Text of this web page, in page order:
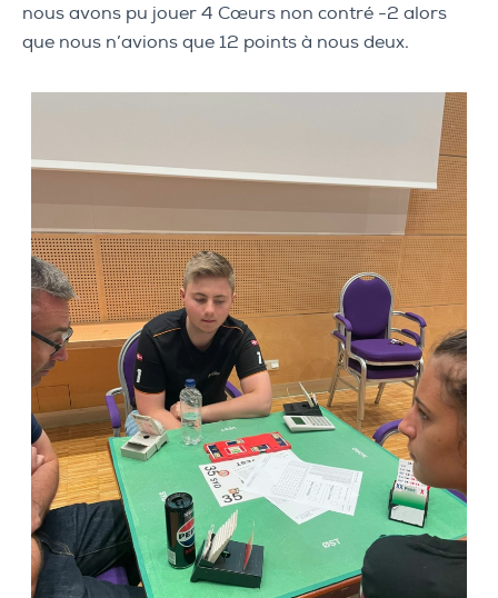
nous avons pu jouer 4 Cœurs non contré -2 alors
que nous n’avions que 12 points à nous deux.